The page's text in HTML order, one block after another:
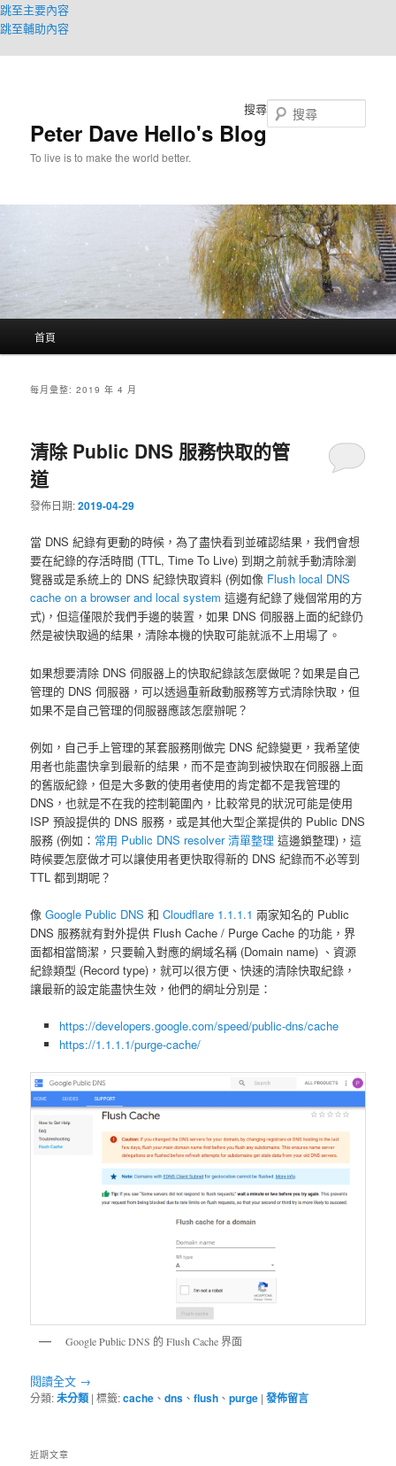
跳至主要內容
跳至輔助內容
Peter Dave Hello's Blog
To live is to make the world better.
搜尋
首頁
每月彙整:2019 年 4 月
清除 Public DNS 服務快取的管
道
發佈日期:2019-04-29
當 DNS 紀錄有更動的時候，為了盡快看到並確認結果，我們會想
要在紀錄的存活時間 (TTL, Time To Live) 到期之前就手動清除瀏
覽器或是系統上的 DNS 紀錄快取資料 (例如像 Flush local DNS
cache on a browser and local system 這邊有紀錄了幾個常用的方
式)，但這僅限於我們手邊的裝置，如果 DNS 伺服器上面的紀錄仍
然是被快取過的結果，清除本機的快取可能就派不上用場了。
如果想要清除 DNS 伺服器上的快取紀錄該怎麼做呢？如果是自己
管理的 DNS 伺服器，可以透過重新啟動服務等方式清除快取，但
如果不是自己管理的伺服器應該怎麼辦呢？
例如，自己手上管理的某套服務剛做完 DNS 紀錄變更，我希望使
用者也能盡快拿到最新的結果，而不是查詢到被快取在伺服器上面
的舊版紀錄，但是大多數的使用者使用的肯定都不是我管理的
DNS，也就是不在我的控制範圍內，比較常見的狀況可能是使用
ISP 預設提供的 DNS 服務，或是其他大型企業提供的 Public DNS
服務 (例如： 常用 Public DNS resolver 清單整理 這邊鎖整理)，這
時候要怎麼做才可以讓使用者更快取得新的 DNS 紀錄而不必等到
TTL 都到期呢？
像Google Public DNS 和Cloudflare 1.1.1.1 兩家知名的 Public
DNS 服務就有對外提供 Flush Cache / Purge Cache 的功能，界
面都相當簡潔，只要輸入對應的網域名稱 (Domain name) 、資源
紀錄類型 (Record type)，就可以很方便、快速的清除快取紀錄，
讓最新的設定能盡快生效，他們的網址分別是：
https://developers.google.com/speed/public-dns/cache
https://1.1.1.1/purge-cache/
Google Public DNS 的 Flush Cache 界面
閱讀全文 →
分類:未分類 |標籤:cache 、dns 、flush 、purge |發佈留言
近期文章